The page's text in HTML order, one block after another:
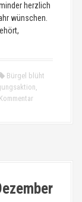
herzlich
wünschen.
Bürgel blüht
,